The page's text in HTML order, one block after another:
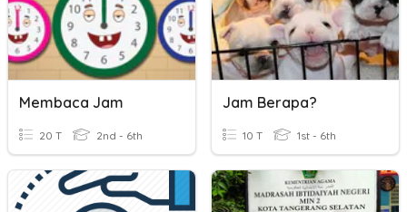
Membaca Jam
20 T 2nd - 6th
Jam Berapa?
10 T 1st - 6th